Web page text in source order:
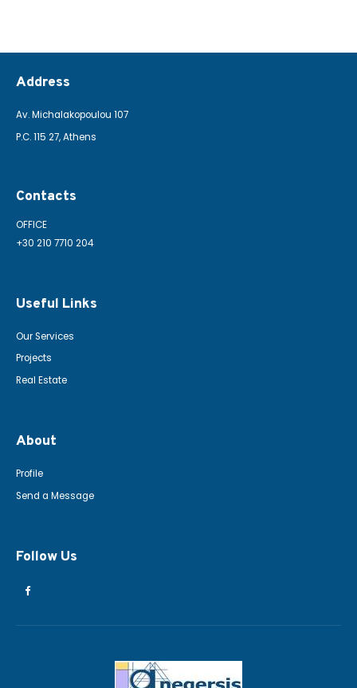
Address
Av. Michalakopoulou 107
P.C. 115 27, Athens
Contacts
OFFICE
+30 210 7710 204
Useful Links
Our Services
Projects
Real Estate
About
Profile
Send a Message
Follow Us